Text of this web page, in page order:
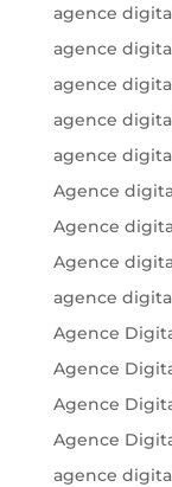
agence
agence
agence
agence
agence
Agence
Agence
Agence
agence
Agence
Agence
Agence
Agence
agence